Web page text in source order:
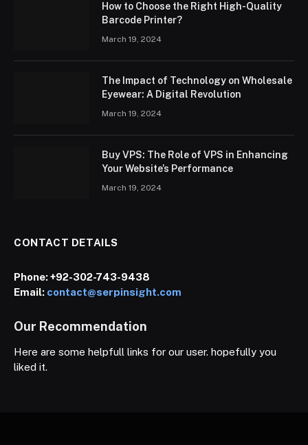
How to Choose the Right High-Quality
Barcode Printer?
March 19, 2024
The Impact of Technology on Wholesale
Eyewear: A Digital Revolution
March 19, 2024
Buy VPS: The Role of VPS in Enhancing
Your Website’s Performance
March 19, 2024
CONTACT DETAILS
Phone:+92-302-743-9438
Email: contact@serpinsight.com
Our Recommendation
Here are some helpfull links for our user. hopefully you
liked it.